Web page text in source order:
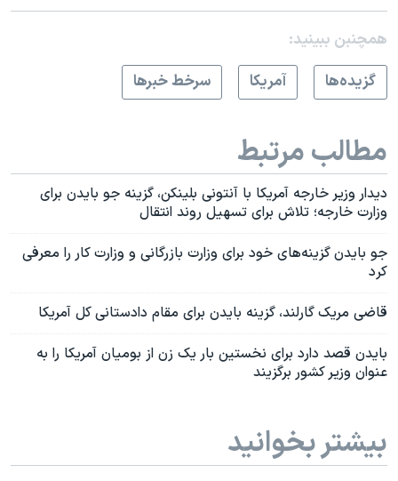
همچنبن ببینید:
گزيده‌ها
آمريکا سرخط خبرها
مطالب مرتبط
دیدار وزیر خارجه آمریکا با آنتونی بلینکن، گزینه جو بایدن برای
وزارت خارجه؛ تلاش برای تسهیل روند انتقال
جو بایدن گزینه‌های خود برای وزارت بازرگانی و وزارت کار را معرفی
کرد
قاضی مریک گارلند، گزینه بایدن برای مقام دادستانی کل آمریکا
بایدن قصد دارد برای نخستین بار یک زن از بومیان آمریکا را به
عنوان وزیر کشور برگزیند
بیشتر بخوانید